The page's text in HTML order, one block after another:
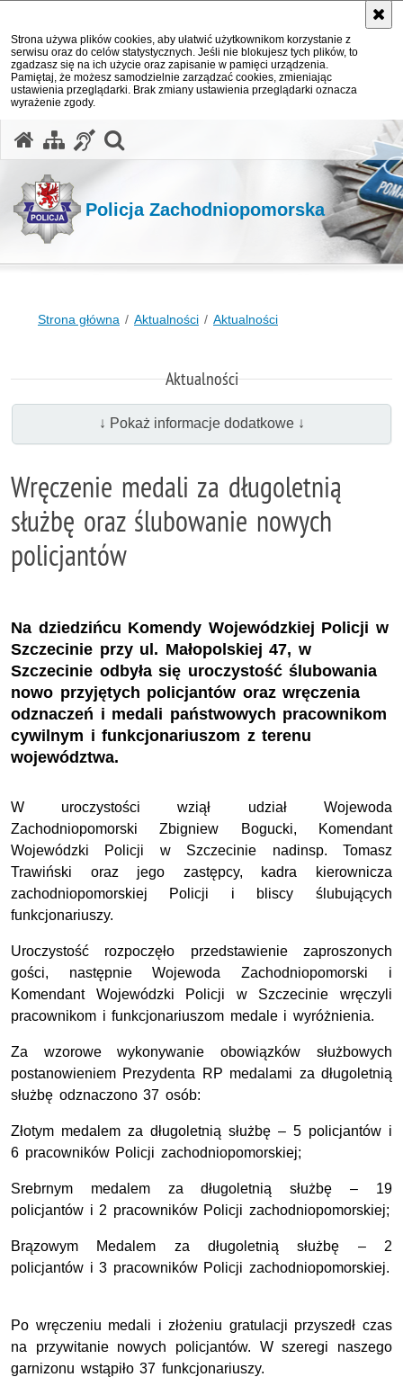
Strona używa plików cookies, aby ułatwić użytkownikom korzystanie z
serwisu oraz do celów statystycznych. Jeśli nie blokujesz tych plików, to
zgadzasz się na ich użycie oraz zapisanie w pamięci urządzenia.
Pamiętaj, że możesz samodzielnie zarządzać cookies, zmieniając
ustawienia przeglądarki. Brak zmiany ustawienia przeglądarki oznacza
wyrażenie zgody.
Policja Zachodniopomorska
Strona główna Aktualności Aktualności
Aktualności
↓ Pokaż informacje dodatkowe ↓
Wręczenie medali za długoletnią
służbę oraz ślubowanie nowych
policjantów
Na dziedzińcu Komendy Wojewódzkiej Policji w
Szczecinie przy ul. Małopolskiej 47, w
Szczecinie odbyła się uroczystość ślubowania
nowo przyjętych policjantów oraz wręczenia
odznaczeń i medali państwowych pracownikom
cywilnym i funkcjonariuszom z terenu
województwa.
W uroczystości wziął udział Wojewoda
Zachodniopomorski Zbigniew Bogucki, Komendant
Wojewódzki Policji w Szczecinie nadinsp. Tomasz
Trawiński oraz jego zastępcy, kadra kierownicza
zachodniopomorskiej Policji i bliscy ślubujących
funkcjonariuszy.
Uroczystość rozpoczęło przedstawienie zaproszonych
gości, następnie Wojewoda Zachodniopomorski i
Komendant Wojewódzki Policji w Szczecinie wręczyli
pracownikom i funkcjonariuszom medale i wyróżnienia.
Za wzorowe wykonywanie obowiązków służbowych
postanowieniem Prezydenta RP medalami za długoletnią
służbę odznaczono 37 osób:
Złotym medalem za długoletnią służbę – 5 policjantów i
6 pracowników Policji zachodniopomorskiej;
Srebrnym medalem za długoletnią służbę – 19
policjantów i 2 pracowników Policji zachodniopomorskiej;
Brązowym Medalem za długoletnią służbę – 2
policjantów i 3 pracowników Policji zachodniopomorskiej.
Po wręczeniu medali i złożeniu gratulacji przyszedł czas
na przywitanie nowych policjantów. W szeregi naszego
garnizonu wstąpiło 37 funkcjonariuszy.